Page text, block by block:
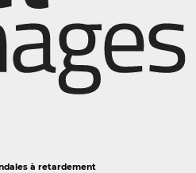
à retardement